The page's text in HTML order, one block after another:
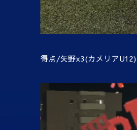
得点/矢野x3(カメリアU12)